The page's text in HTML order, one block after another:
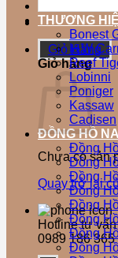
Giỏ Hàng
Giỏ hàng
Chưa có sản
Quay trở lại
Hotline tư
0989 186 365
THƯƠNG
Bonest
I&W
Reef
Lobinni
Poniger
Kassaw
Cadisen
ĐỒNG HỒ
Đồng
Đồng
Đồng
Đồng
Đồng
Đồng
Đồng
Đồng